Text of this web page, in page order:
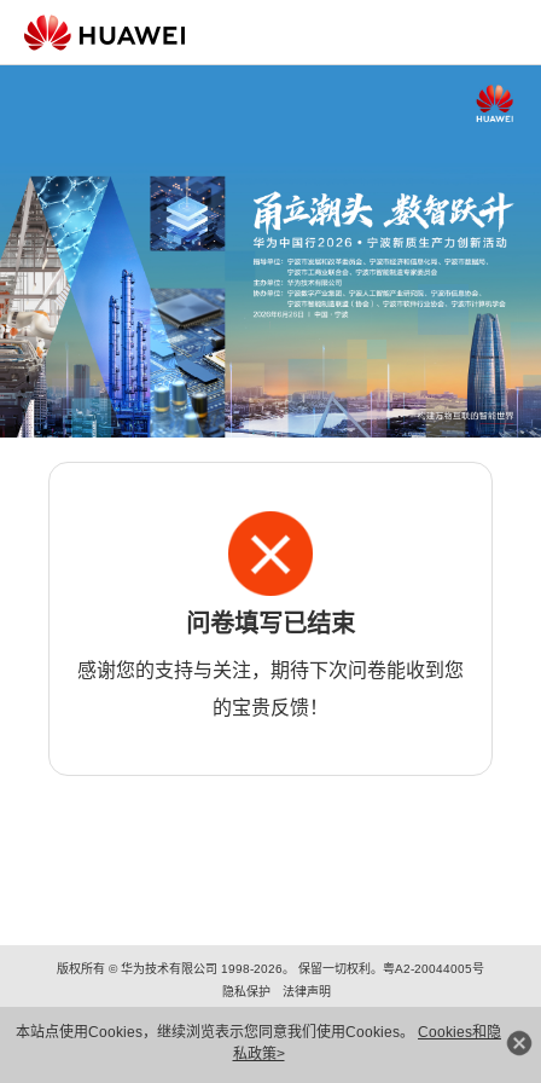
本站点使用Cookies，继续浏览表示您同意我们使用Cookies。 Cookies和隐
私政策>
问卷填写已结束
感谢您的支持与关注，期待下次问卷能收到您
的宝贵反馈！
版权所有 © 华为技术有限公司 1998-2026。 保留一切权利。粤A2-20044005号
隐私保护
法律声明